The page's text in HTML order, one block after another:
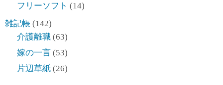
フリーソフト (14)
雑記帳 (142)
介護離職 (63)
嫁の一言 (53)
片辺草紙 (26)